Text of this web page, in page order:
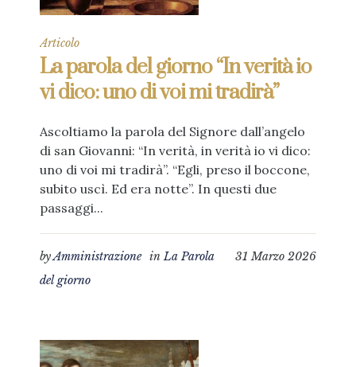
Articolo
La parola del giorno “In verità io
vi dico: uno di voi mi tradirà”
Ascoltiamo la parola del Signore dall’angelo
di san Giovanni: “In verità, in verità io vi dico:
uno di voi mi tradirà”. “Egli, preso il boccone,
subito uscì. Ed era notte”. In questi due
passaggi...
31 Marzo 2026
byAmministrazione inLa Parola
del giorno